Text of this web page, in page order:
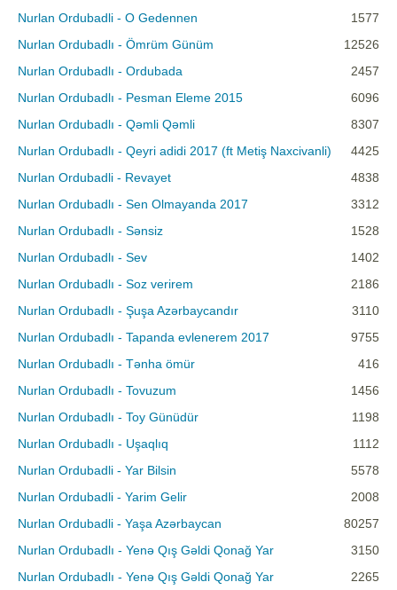
Nurlan Ordubadli - O Gedennen
1577
Nurlan Ordubadlı - Ömrüm Günüm
12526
Nurlan Ordubadlı - Ordubada
2457
Nurlan Ordubadlı - Pesman Eleme 2015
6096
Nurlan Ordubadlı - Qəmli Qəmli
8307
Nurlan Ordubadlı - Qeyri adidi 2017 (ft Metiş Naxcivanli)
4425
Nurlan Ordubadli - Revayet
4838
Nurlan Ordubadlı - Sen Olmayanda 2017
3312
Nurlan Ordubadlı - Sənsiz
1528
Nurlan Ordubadlı - Sev
1402
Nurlan Ordubadlı - Soz verirem
2186
Nurlan Ordubadlı - Şuşa Azərbaycandır
3110
Nurlan Ordubadlı - Tapanda evlenerem 2017
9755
Nurlan Ordubadlı - Tənha ömür
416
Nurlan Ordubadlı - Tovuzum
1456
Nurlan Ordubadlı - Toy Günüdür
1198
Nurlan Ordubadlı - Uşaqlıq
1112
Nurlan Ordubadli - Yar Bilsin
5578
Nurlan Ordubadli - Yarim Gelir
2008
Nurlan Ordubadli - Yaşa Azərbaycan
80257
Nurlan Ordubadlı - Yenə Qış Gəldi Qonağ Yar
3150
Nurlan Ordubadlı - Yenə Qış Gəldi Qonağ Yar
2265